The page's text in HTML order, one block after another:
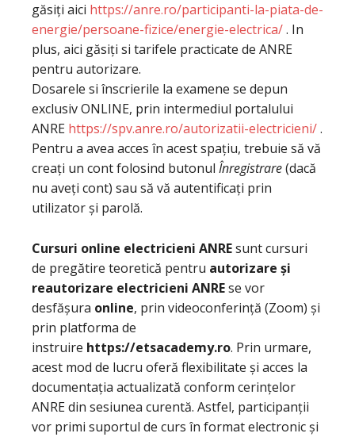
găsiți aici https://anre.ro/participanti-la-piata-de-
energie/persoane-fizice/energie-electrica/. In
plus, aici găsiți si tarifele practicate de ANRE
pentru autorizare.
Dosarele si înscrierile la examene se depun
exclusiv ONLINE, prin intermediul portalului
ANRE https://spv.anre.ro/autorizatii-electricieni/.
Pentru a avea acces în acest spațiu, trebuie să vă
creați un cont folosind butonul Înregistrare(dacă
nu aveți cont) sau să vă autentificați prin
utilizator și parolă.
Cursuri online electricieni ANREsunt cursuri
de pregătire teoretică pentru autorizare și
reautorizare electricieni ANREse vor
desfășura online, prin videoconferință (Zoom) și
prin platforma de
instruire https://etsacademy.ro. Prin urmare,
acest mod de lucru oferă flexibilitate și acces la
documentația actualizată conform cerințelor
ANRE din sesiunea curentă. Astfel, participanții
vor primi suportul de curs în format electronic și